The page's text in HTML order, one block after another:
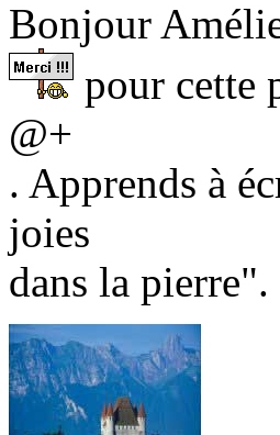
Bonjour
pour cette
@+
. Apprends à
joies
dans la pierre".